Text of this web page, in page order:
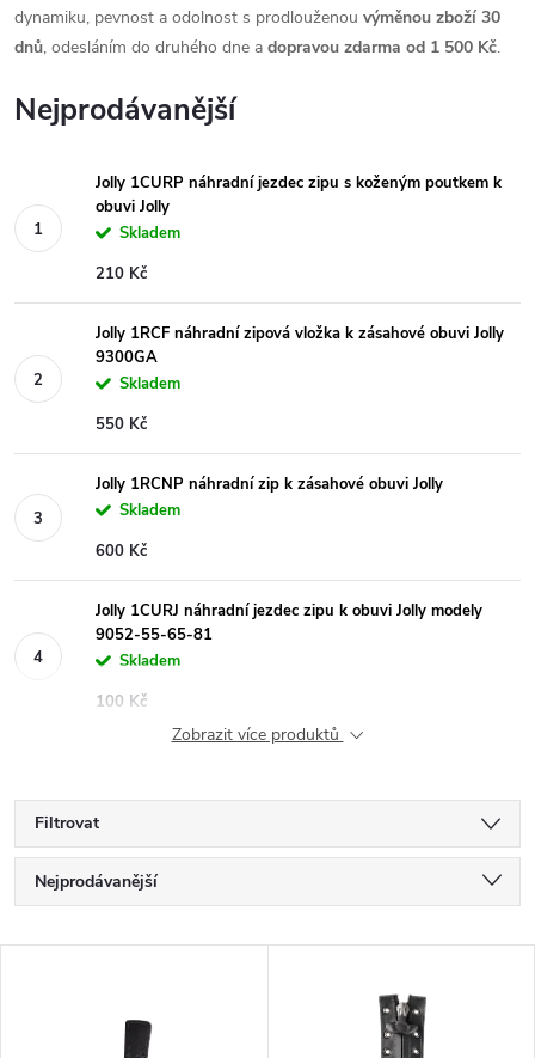
dynamiku, pevnost a odolnost s prodlouženou výměnou zboží 30
dnů, odesláním do druhého dne a dopravou zdarma od 1 500 Kč.
Nejprodávanější
Jolly 1CURP náhradní jezdec zipu s koženým poutkem k
obuvi Jolly
Skladem
210 Kč
Jolly 1RCF náhradní zipová vložka k zásahové obuvi Jolly
9300GA
Skladem
550 Kč
Jolly 1RCNP náhradní zip k zásahové obuvi Jolly
Skladem
600 Kč
Jolly 1CURJ náhradní jezdec zipu k obuvi Jolly modely
9052-55-65-81
Skladem
100 Kč
Zobrazit více produktů
Filtrovat
Ř
a
Nejprodávanější